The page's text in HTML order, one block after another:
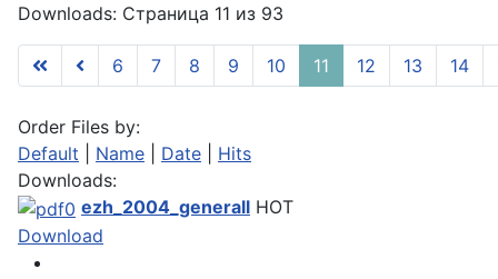
Downloads: Страница 11 из 93
6 7 8 9 10 11 12 13 14
Order Files by:
Default
Name Date
Hits
Downloads:
ezh_2004_generall HOT
Download